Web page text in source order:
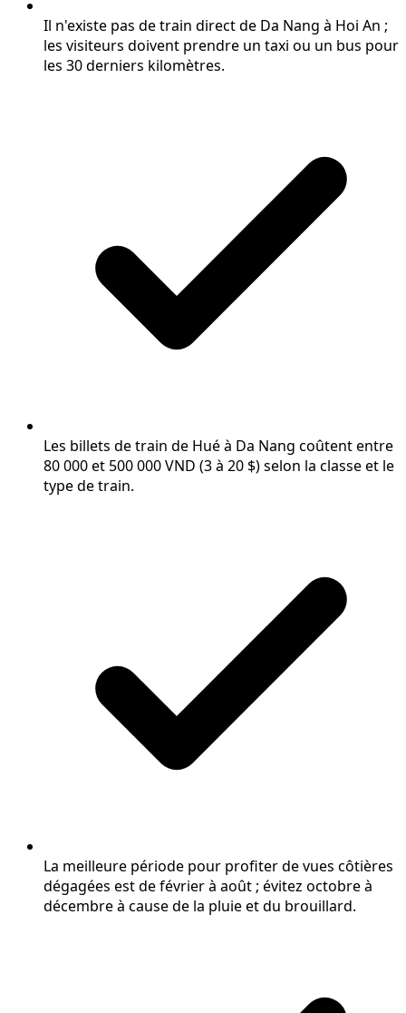
Il n'existe pas de train direct de Da Nang à Hoi An ;
les visiteurs doivent prendre un taxi ou un bus pour
les 30 derniers kilomètres.
Les billets de train de Hué à Da Nang coûtent entre
80 000 et 500 000 VND (3 à 20 $) selon la classe et le
type de train.
La meilleure période pour profiter de vues côtières
dégagées est de février à août ; évitez octobre à
décembre à cause de la pluie et du brouillard.